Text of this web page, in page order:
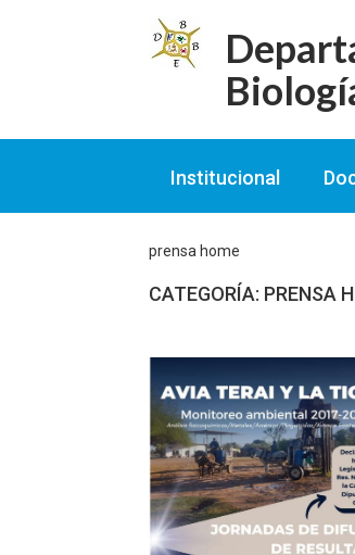
Institucional
prensa home
CATEGORÍA: PRENSA